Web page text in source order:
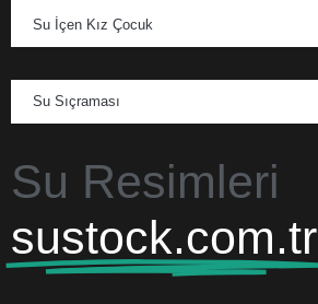
Su İçen Kız Çocuk
Su Sıçraması
Su Resimleri
sustock.com.tr